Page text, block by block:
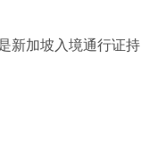
新加坡入境通行证持